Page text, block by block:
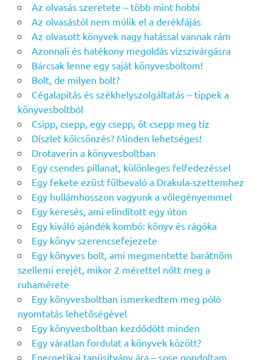
Az olvasás szeretete – több mint hobbi
Az olvasástól nem múlik el a derékfájás
Az olvasott könyvek nagy hatással vannak rám
Azonnali és hatékony megoldás vízszivárgásra
Bárcsak lenne egy saját könyvesboltom!
Bolt, de milyen bolt?
Cégalapítás és székhelyszolgáltatás – tippek a
könyvesboltból
Csipp, csepp, egy csepp, öt csepp meg tíz
Díszlet kölcsönzés? Minden lehetséges!
Drotaverin a könyvesboltban
Egy csendes pillanat, különleges felfedezéssel
Egy fekete ezüst fülbevaló a Drakula-szettemhez
Egy hullámhosszon vagyunk a vőlegényemmel
Egy keresés, ami elindított egy úton
Egy kiváló ajándék kombó: könyv és rágóka
Egy könyv szerencsefejezete
Egy könyves bolt, ami megmentette barátnőm
szellemi erejét, mikor 2 mérettel nőtt meg a
ruhamérete
Egy könyvesboltban ismerkedtem meg póló
nyomtatás lehetőségével
Egy könyvesboltban kezdődött minden
Egy váratlan fordulat a könyvek között?
Energetikai tanúsítvány ára – sose gondoltam